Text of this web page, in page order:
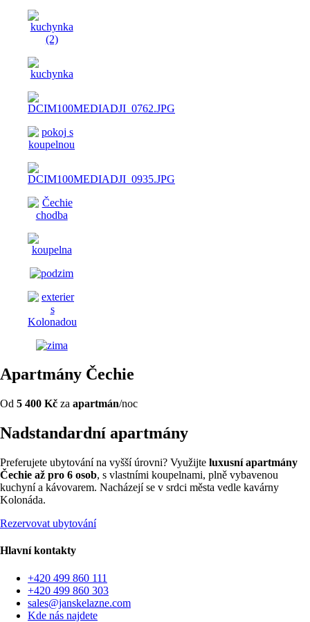
Apartmány Čechie
Od 5 400 Kč za apartmán/noc
Nadstandardní apartmány
Preferujete ubytování na vyšší úrovni? Využijte luxusní apartmány
Čechie až pro 6 osob, s vlastními koupelnami, plně vybavenou
kuchyní a kávovarem. Nacházejí se v srdci města vedle kavárny
Kolonáda.
Rezervovat ubytování
Hlavní kontakty
+420 499 860 111
+420 499 860 303
sales@janskelazne.com
Kde nás najdete